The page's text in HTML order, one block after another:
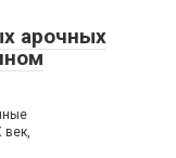
арочных